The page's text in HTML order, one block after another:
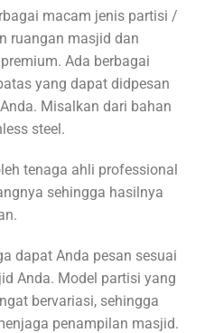
macam jenis partisi /
ruangan masjid dan
Ada berbagai
yang dapat didpesan
Misalkan dari bahan
steel.
tenaga ahli professional
sehingga hasilnya
dapat Anda pesan sesuai
Anda. Model partisi yang
bervariasi, sehingga
penampilan masjid.